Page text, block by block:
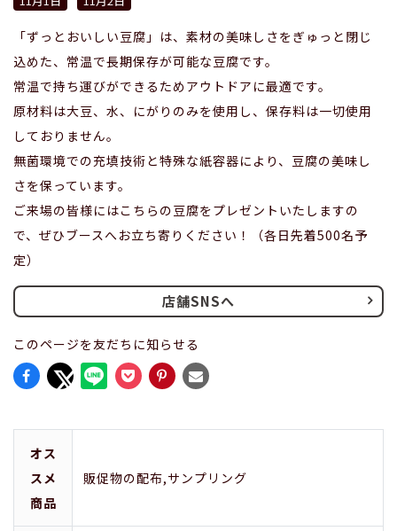
「ずっとおいしい豆腐」は、素材の美味しさをぎゅっと閉じ
込めた、常温で長期保存が可能な豆腐です。
常温で持ち運びができるためアウトドアに最適です。
原材料は大豆、水、にがりのみを使用し、保存料は一切使用
しておりません。
無菌環境での充填技術と特殊な紙容器により、豆腐の美味し
さを保っています。
ご来場の皆様にはこちらの豆腐をプレゼントいたしますの
で、ぜひブースへお立ち寄りください！（各日先着500名予
定）
店舗SNSへ
このページを友だちに知らせる
オス
スメ
商品
販促物の配布,サンプリング